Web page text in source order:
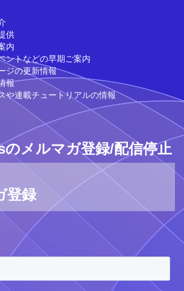
供
内
ントなどの早期ご案内
ジの更新情報
報
や連載チュートリアルの情報
メルマガ登録/配信停止
登録